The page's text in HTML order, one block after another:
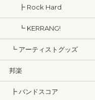
┣ Rock Hard
┗ KERRANG!
┗ アーティストグッズ
邦楽
┣ バンドスコア